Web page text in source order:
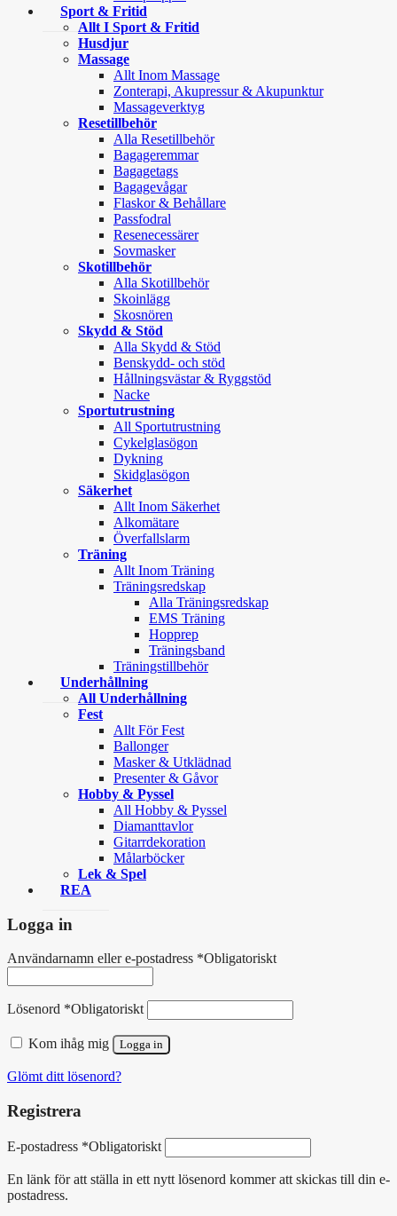
Sport & Fritid
Allt I Sport & Fritid
Husdjur
Massage
Allt Inom Massage
Zonterapi, Akupressur & Akupunktur
Massageverktyg
Resetillbehör
Alla Resetillbehör
Bagageremmar
Bagagetags
Bagagevågar
Flaskor & Behållare
Passfodral
Resenecessärer
Sovmasker
Skotillbehör
Alla Skotillbehör
Skoinlägg
Skosnören
Skydd & Stöd
Alla Skydd & Stöd
Benskydd- och stöd
Hållningsvästar & Ryggstöd
Nacke
Sportutrustning
All Sportutrustning
Cykelglasögon
Dykning
Skidglasögon
Säkerhet
Allt Inom Säkerhet
Alkomätare
Överfallslarm
Träning
Allt Inom Träning
Träningsredskap
Alla Träningsredskap
EMS Träning
Hopprep
Träningsband
Träningstillbehör
Underhållning
All Underhållning
Fest
Allt För Fest
Ballonger
Masker & Utklädnad
Presenter & Gåvor
Hobby & Pyssel
All Hobby & Pyssel
Diamanttavlor
Gitarrdekoration
Målarböcker
Lek & Spel
REA
Logga in
Användarnamn eller e-postadress *Obligatoriskt
Lösenord *Obligatoriskt
Kom ihåg mig Logga in
Glömt ditt lösenord?
Registrera
E-postadress *Obligatoriskt
En länk för att ställa in ett nytt lösenord kommer att skickas till din e-
postadress.